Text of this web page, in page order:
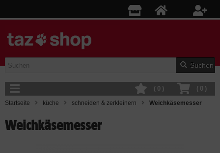
Suchen
( 0 )
( 0 )
Startseite küche schneiden & zerkleinern Weichkäsemesser
Weichkäsemesser